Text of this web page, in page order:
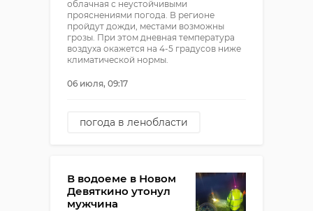
облачная с неустойчивыми
прояснениями погода. В регионе
пройдут дожди, местами возможны
грозы. При этом дневная температура
воздуха окажется на 4-5 градусов ниже
климатической нормы.
06 июля, 09:17
погода в ленобласти
В водоеме в Новом
Девяткино утонул
мужчина